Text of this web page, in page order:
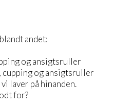
andet:
og ansigtsruller
cupping og ansigtsruller
laver på hinanden.
for?